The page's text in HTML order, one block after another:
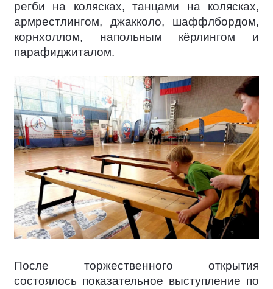
регби на колясках, танцами на колясках,
армрестлингом, джакколо, шаффлбордом,
корнхоллом, напольным кёрлингом и
парафиджиталом.
После торжественного открытия
состоялось показательное выступление по